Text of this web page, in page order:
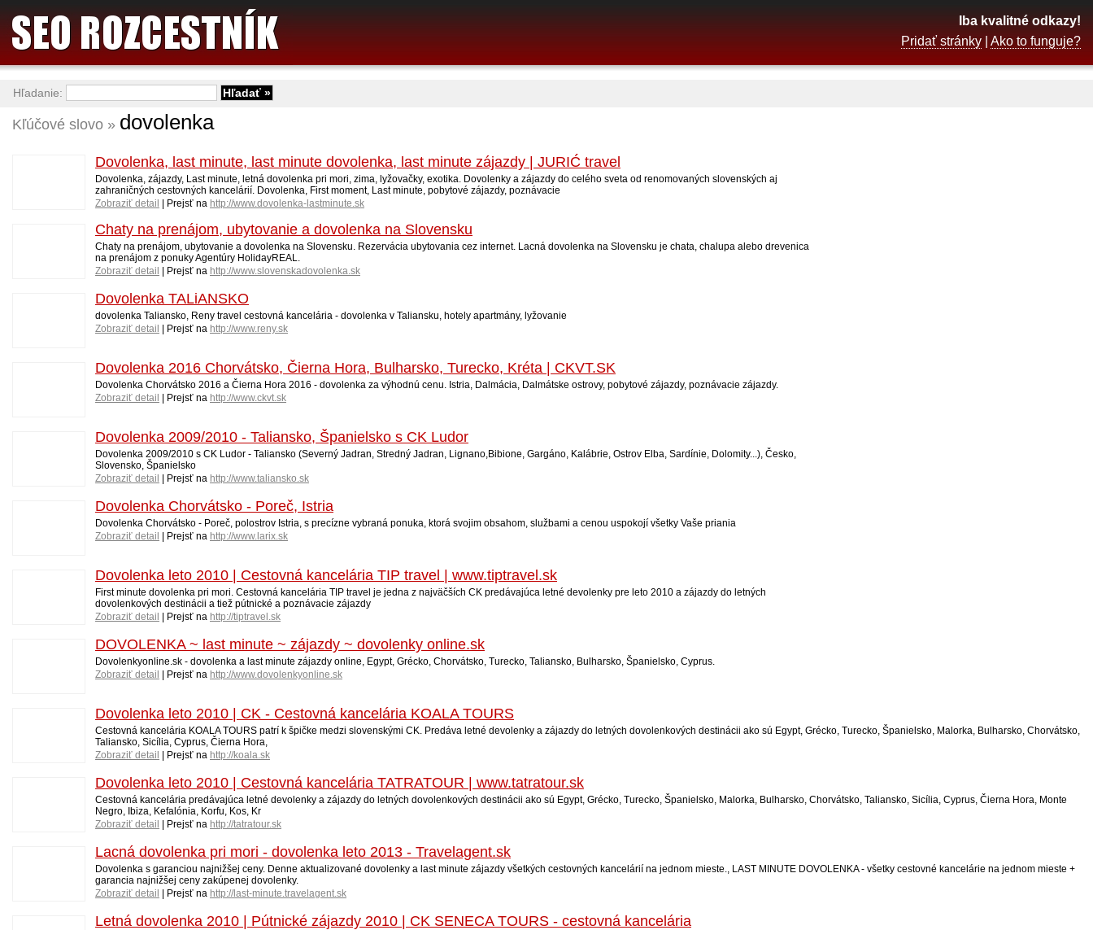
Kľúčové slovo » dovolenka
Dovolenka, last minute, last minute dovolenka, last minute zájazdy | JURIĆ travel
Dovolenka, zájazdy, Last minute, letná dovolenka pri mori, zima, lyžovačky, exotika. Dovolenky a zájazdy do celého sveta od renomovaných slovenských aj
zahraničných cestovných kancelárií. Dovolenka, First moment, Last minute, pobytové zájazdy, poznávacie
Zobraziť detail
| Prejsť na http://www.dovolenka-lastminute.sk
Chaty na prenájom, ubytovanie a dovolenka na Slovensku
Chaty na prenájom, ubytovanie a dovolenka na Slovensku. Rezervácia ubytovania cez internet. Lacná dovolenka na Slovensku je chata, chalupa alebo drevenica
na prenájom z ponuky Agentúry HolidayREAL.
Zobraziť detail
| Prejsť na http://www.slovenskadovolenka.sk
Dovolenka TALiANSKO
dovolenka Taliansko, Reny travel cestovná kancelária - dovolenka v Taliansku, hotely apartmány, lyžovanie
Zobraziť detail
| Prejsť na http://www.reny.sk
Dovolenka 2016 Chorvátsko, Čierna Hora, Bulharsko, Turecko, Kréta | CKVT.SK
Dovolenka Chorvátsko 2016 a Čierna Hora 2016 - dovolenka za výhodnú cenu. Istria, Dalmácia, Dalmátske ostrovy, pobytové zájazdy, poznávacie zájazdy.
Zobraziť detail
| Prejsť na http://www.ckvt.sk
Dovolenka 2009/2010 - Taliansko, Španielsko s CK Ludor
Dovolenka 2009/2010 s CK Ludor - Taliansko (Severný Jadran, Stredný Jadran, Lignano,Bibione, Gargáno, Kalábrie, Ostrov Elba, Sardínie, Dolomity...), Česko,
Slovensko, Španielsko
Zobraziť detail
| Prejsť na http://www.taliansko.sk
Dovolenka Chorvátsko - Poreč, Istria
Dovolenka Chorvátsko - Poreč, polostrov Istria, s precízne vybraná ponuka, ktorá svojim obsahom, službami a cenou uspokojí všetky Vaše priania
Zobraziť detail
| Prejsť na http://www.larix.sk
Dovolenka leto 2010 | Cestovná kancelária TIP travel | www.tiptravel.sk
First minute dovolenka pri mori. Cestovná kancelária TIP travel je jedna z najväčších CK predávajúca letné devolenky pre leto 2010 a zájazdy do letných
dovolenkových destinácii a tiež pútnické a poznávacie zájazdy
Zobraziť detail
| Prejsť na http://tiptravel.sk
DOVOLENKA ~ last minute ~ zájazdy ~ dovolenky online.sk
Dovolenkyonline.sk - dovolenka a last minute zájazdy online, Egypt, Grécko, Chorvátsko, Turecko, Taliansko, Bulharsko, Španielsko, Cyprus.
Zobraziť detail
| Prejsť na http://www.dovolenkyonline.sk
Dovolenka leto 2010 | CK - Cestovná kancelária KOALA TOURS
Cestovná kancelária KOALA TOURS patrí k špičke medzi slovenskými CK. Predáva letné devolenky a zájazdy do letných dovolenkových destinácii ako sú Egypt, Grécko, Turecko, Španielsko, Malorka, Bulharsko, Chorvátsko,
Taliansko, Sicília, Cyprus, Čierna Hora,
Zobraziť detail
| Prejsť na http://koala.sk
Dovolenka leto 2010 | Cestovná kancelária TATRATOUR | www.tatratour.sk
Cestovná kancelária predávajúca letné devolenky a zájazdy do letných dovolenkových destinácii ako sú Egypt, Grécko, Turecko, Španielsko, Malorka, Bulharsko, Chorvátsko, Taliansko, Sicília, Cyprus, Čierna Hora, Monte
Negro, Ibiza, Kefalónia, Korfu, Kos, Kr
Zobraziť detail
| Prejsť na http://tatratour.sk
Lacná dovolenka pri mori - dovolenka leto 2013 - Travelagent.sk
Dovolenka s garanciou najnižšej ceny. Denne aktualizované dovolenky a last minute zájazdy všetkých cestovných kancelárií na jednom mieste., LAST MINUTE DOVOLENKA - všetky cestovné kancelárie na jednom mieste +
garancia najnižšej ceny zakúpenej dovolenky.
Zobraziť detail
| Prejsť na http://last-minute.travelagent.sk
Letná dovolenka 2010 | Pútnické zájazdy 2010 | CK SENECA TOURS - cestovná kancelária
Iba kvalitné odkazy!
Pridať stránky
Ako to funguje?
Hľadanie: